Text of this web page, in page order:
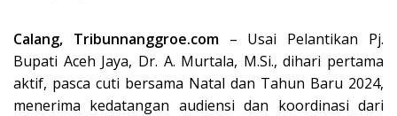
Calang, Tribunnanggroe.com– Usai Pelantikan Pj.
Bupati Aceh Jaya, Dr. A. Murtala, M.Si., dihari pertama
aktif, pasca cuti bersama Natal dan Tahun Baru 2024,
menerima kedatangan audiensi dan koordinasi dari